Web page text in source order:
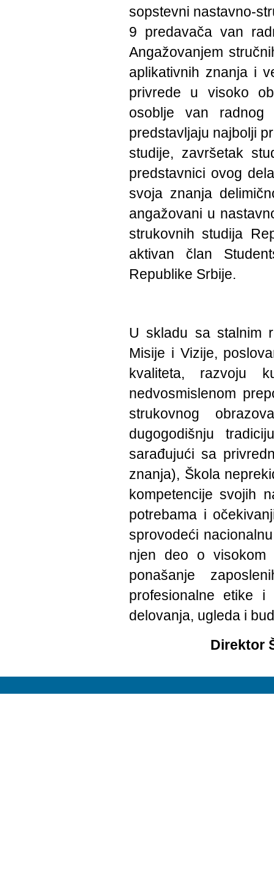
sopstevni nastavno-
9 predavača van
Angažovanjem
aplikativnih znanja i
privrede u visoko
osoblјe van
predstavlјaju najbolјi
studije, završetak
predstavnici ovog
svoja znanja
angažovani u
strukovnih studija
aktivan član
Republike Srbije.
U skladu sa stalnim
Misije i Vizije,
kvaliteta, razvoju
nedvosmislenom
strukovnog
dugogodišnju
sarađujući sa
znanja), Škola
kompetencije svojih
potrebama i
sprovodeći
njen deo o visokom
ponašanje
profesionalne etike i
delovanja, ugleda i
Direktor